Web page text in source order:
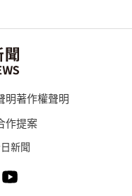
明著作權聲明
作提案
新聞